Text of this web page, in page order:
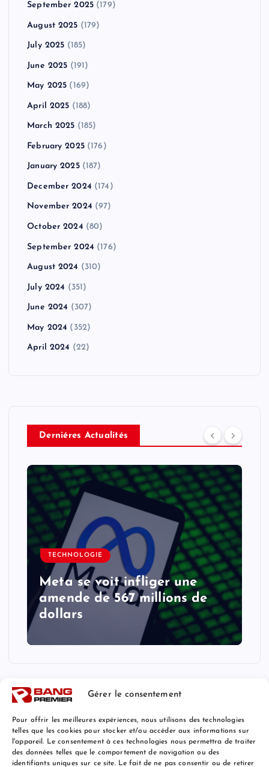
Gérer le consentement
Pour offrir les meilleures expériences, nous utilisons des technologies
telles que les cookies pour stocker et/ou accéder aux informations sur
l'appareil. Le consentement à ces technologies nous permettra de traiter
des données telles que le comportement de navigation ou des
identifiants uniques sur ce site. Le fait de ne pas consentir ou de retirer
September 2025 (179)
August 2025 (179)
July 2025 (185)
June 2025 (191)
May 2025 (169)
April 2025 (188)
March 2025 (185)
February 2025(176)
January 2025(187)
December 2024 (174)
November 2024 (97)
October 2024 (80)
September 2024 (176)
August 2024 (310)
July 2024 (351)
June 2024 (307)
May 2024 (352)
April 2024 (22)
Derniéres Actualités
TECHNOLOGIE
Meta se voit infliger une
amende de 567 millions de
dollars
Mentions Légales